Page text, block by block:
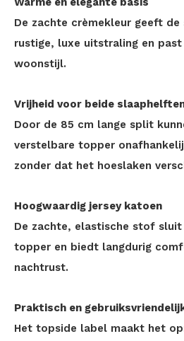
De zachte crèmekleur geeft de
rustige, luxe uitstraling en
woonstijl.
Vrijheid voor beide
Door de 85 cm lange split
verstelbare topper
zonder dat het hoeslaken
Hoogwaardig jersey katoen
De zachte, elastische stof
topper en biedt langdurig
nachtrust.
Praktisch en
Het topside label maakt het